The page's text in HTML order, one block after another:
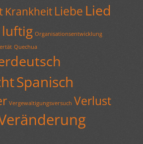
Krankheit Liebe Lied
luftig Organisationsentwicklung
Quechua
Spanisch
Vergewaltigungsversuch Verlust